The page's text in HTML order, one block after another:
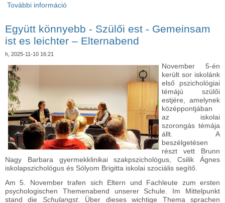
További információ
tartalommal kapcsolatosan
Együtt könnyebb - Szülői est - Gemeinsam
ist es leichter – Elternabend
h, 2025-11-10 16:21
November 5-én
került sor iskolánk
első pszichológiai
témájú szülői
estjére, amelynek
középpontjában
az iskolai
szorongás témája
állt. A
beszélgetésen
részt vett Brunn
Nagy Barbara gyermekklinikai szakpszichológus, Csilik Ágnes
iskolapszichológus és Sólyom Brigitta iskolai szociális segítő.
Am 5. November trafen sich Eltern und Fachleute zum ersten
psychologischen Themenabend unserer Schule. Im Mittelpunkt
stand die Schulangst. Über dieses wichtige Thema sprachen